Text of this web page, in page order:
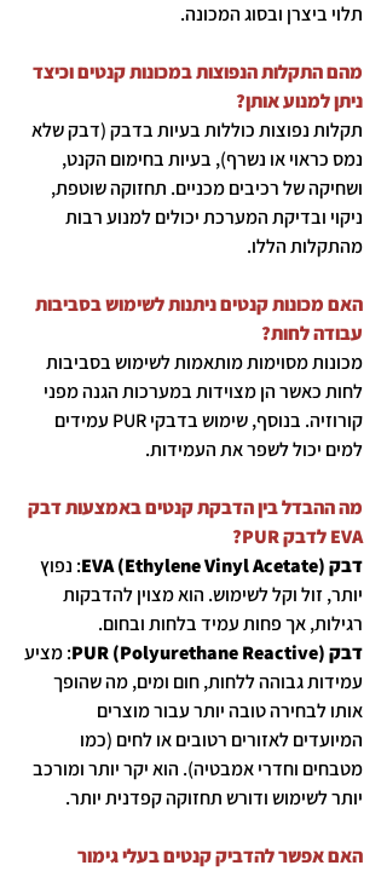
תלוי ביצרן ובסוג המכונה.
מהם התקלות הנפוצות במכונות קנטים וכיצד
ניתן למנוע אותן?
תקלות נפוצות כוללות בעיות בדבק (דבק שלא
נמס כראוי או נשרף), בעיות בחימום הקנט,
ושחיקה של רכיבים מכניים. תחזוקה שוטפת,
ניקוי ובדיקת המערכת יכולים למנוע רבות
מהתקלות הללו.
האם מכונות קנטים ניתנות לשימוש בסביבות
עבודה לחות?
מכונות מסוימות מותאמות לשימוש בסביבות
לחות כאשר הן מצוידות במערכות הגנה מפני
קורוזיה. בנוסף, שימוש בדבקי PUR עמידים
למים יכול לשפר את העמידות.
מה ההבדל בין הדבקת קנטים באמצעות דבק
EVA לדבק PUR?
דבק EVA (Ethylene Vinyl Acetate)
: נפוץ
יותר, זול וקל לשימוש. הוא מצוין להדבקות
רגילות, אך פחות עמיד בלחות ובחום.
דבק PUR (Polyurethane Reactive)
: מציע
עמידות גבוהה ללחות, חום ומים, מה שהופך
אותו לבחירה טובה יותר עבור מוצרים
המיועדים לאזורים רטובים או לחים (כמו
מטבחים וחדרי אמבטיה). הוא יקר יותר ומורכב
יותר לשימוש ודורש תחזוקה קפדנית יותר.
האם אפשר להדביק קנטים בעלי גימור